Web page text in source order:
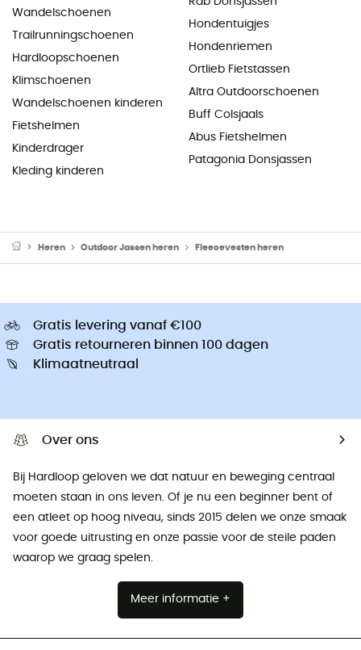
Wandelschoenen
Trailrunningschoenen
Hardloopschoenen
Klimschoenen
Wandelschoenen kinderen
Fietshelmen
Kinderdrager
Kleding kinderen
Hondentuigjes
Hondenriemen
Ortlieb Fietstassen
Altra Outdoorschoenen
Buff Colsjaals
Abus Fietshelmen
Patagonia Donsjassen
Heren Outdoor Jassen heren Fleecevesten heren
Gratis levering vanaf €100
Gratis retourneren binnen 100 dagen
Klimaatneutraal
Over ons
Bij Hardloop geloven we dat natuur en beweging centraal
moeten staan ​​in ons leven. Of je nu een beginner bent of
een atleet op hoog niveau, sinds 2015 delen we onze smaak
voor goede uitrusting en onze passie voor de steile paden
waarop we graag spelen.
Meer informatie +